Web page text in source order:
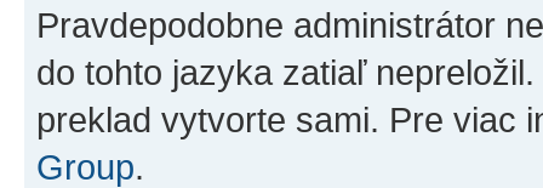
Pravdepodobne administrátor
do tohto jazyka zatiaľ
preklad vytvorte sami. Pre viac
Group.